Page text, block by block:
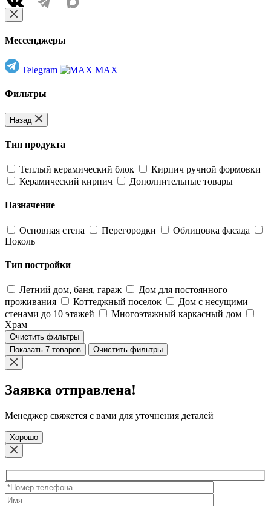
Мессенджеры
Telegram MAX
Фильтры
Назад
Тип продукта
Теплый керамический блок
Кирпич ручной формовки
Керамический кирпич
Дополнительные товары
Назначение
Основная стена Перегородки
Облицовка фасада
Цоколь
Тип постройки
Летний дом, баня, гараж
Дом для постоянного
проживания
Коттеджный поселок
Дом с несущими
стенами до 10 этажей
Многоэтажный каркасный дом
Храм
Очистить фильтры
Показать 7 товаров
Очистить фильтры
Заявка отправлена!
Менеджер свяжется с вами для уточнения деталей
Хорошо